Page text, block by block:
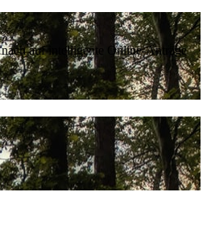
auf intelligente Online-Anträge